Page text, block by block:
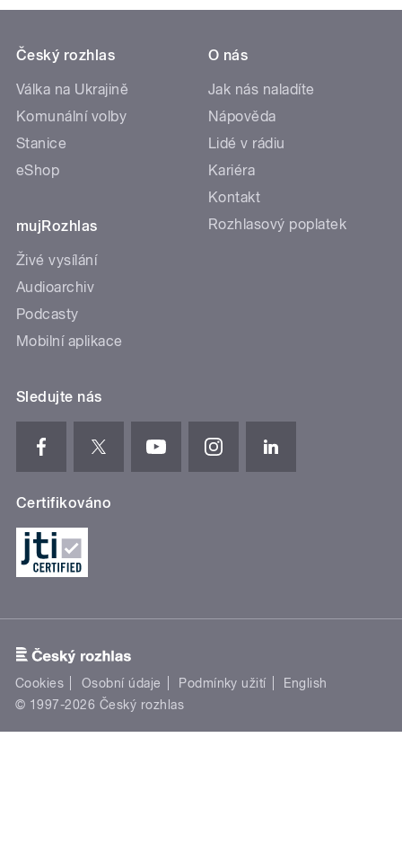
Český rozhlas
Válka na Ukrajině
Komunální volby
Stanice
eShop
mujRozhlas
Živé vysílání
Audioarchiv
Podcasty
Mobilní aplikace
O nás
Jak nás naladíte
Nápověda
Lidé v rádiu
Kariéra
Kontakt
Rozhlasový poplatek
Sledujte nás
Certifikováno
Cookies Osobní údaje Podmínky užití
English
© 1997-2026 Český rozhlas